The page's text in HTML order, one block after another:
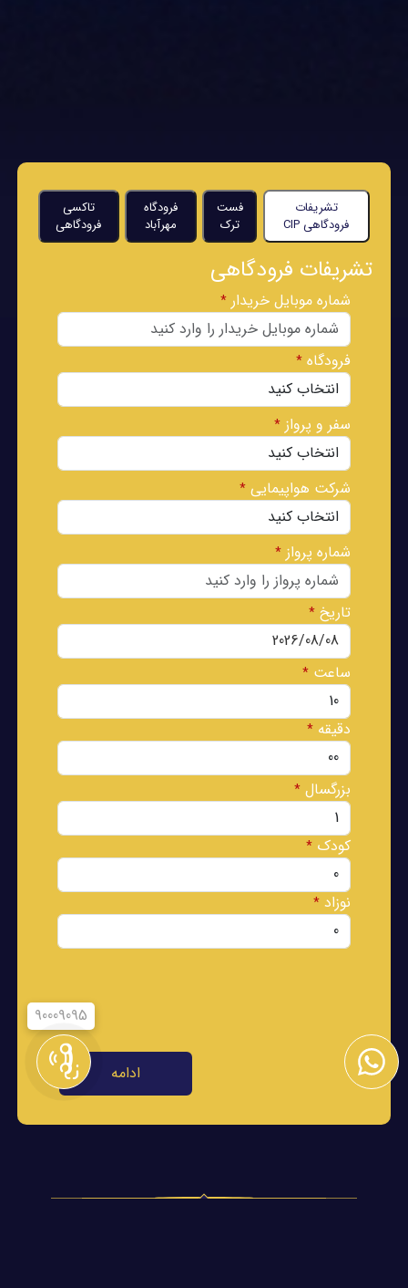
تشریفات
فرودگاهی CIP
فست‌
ترک
فرودگاه
مهرآباد
تاکسی
فرودگاهی
تشریفات فرودگاهی
شماره موبایل خریدار *
فرودگاه *
سفر و پرواز *
شرکت هواپیمایی *
شماره پرواز *
تاریخ *
ساعت *
دقیقه *
بزرگسال *
کودک *
نوزاد *
ادامه
90009095